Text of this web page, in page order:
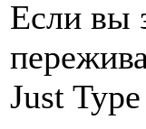
Если вы
Just